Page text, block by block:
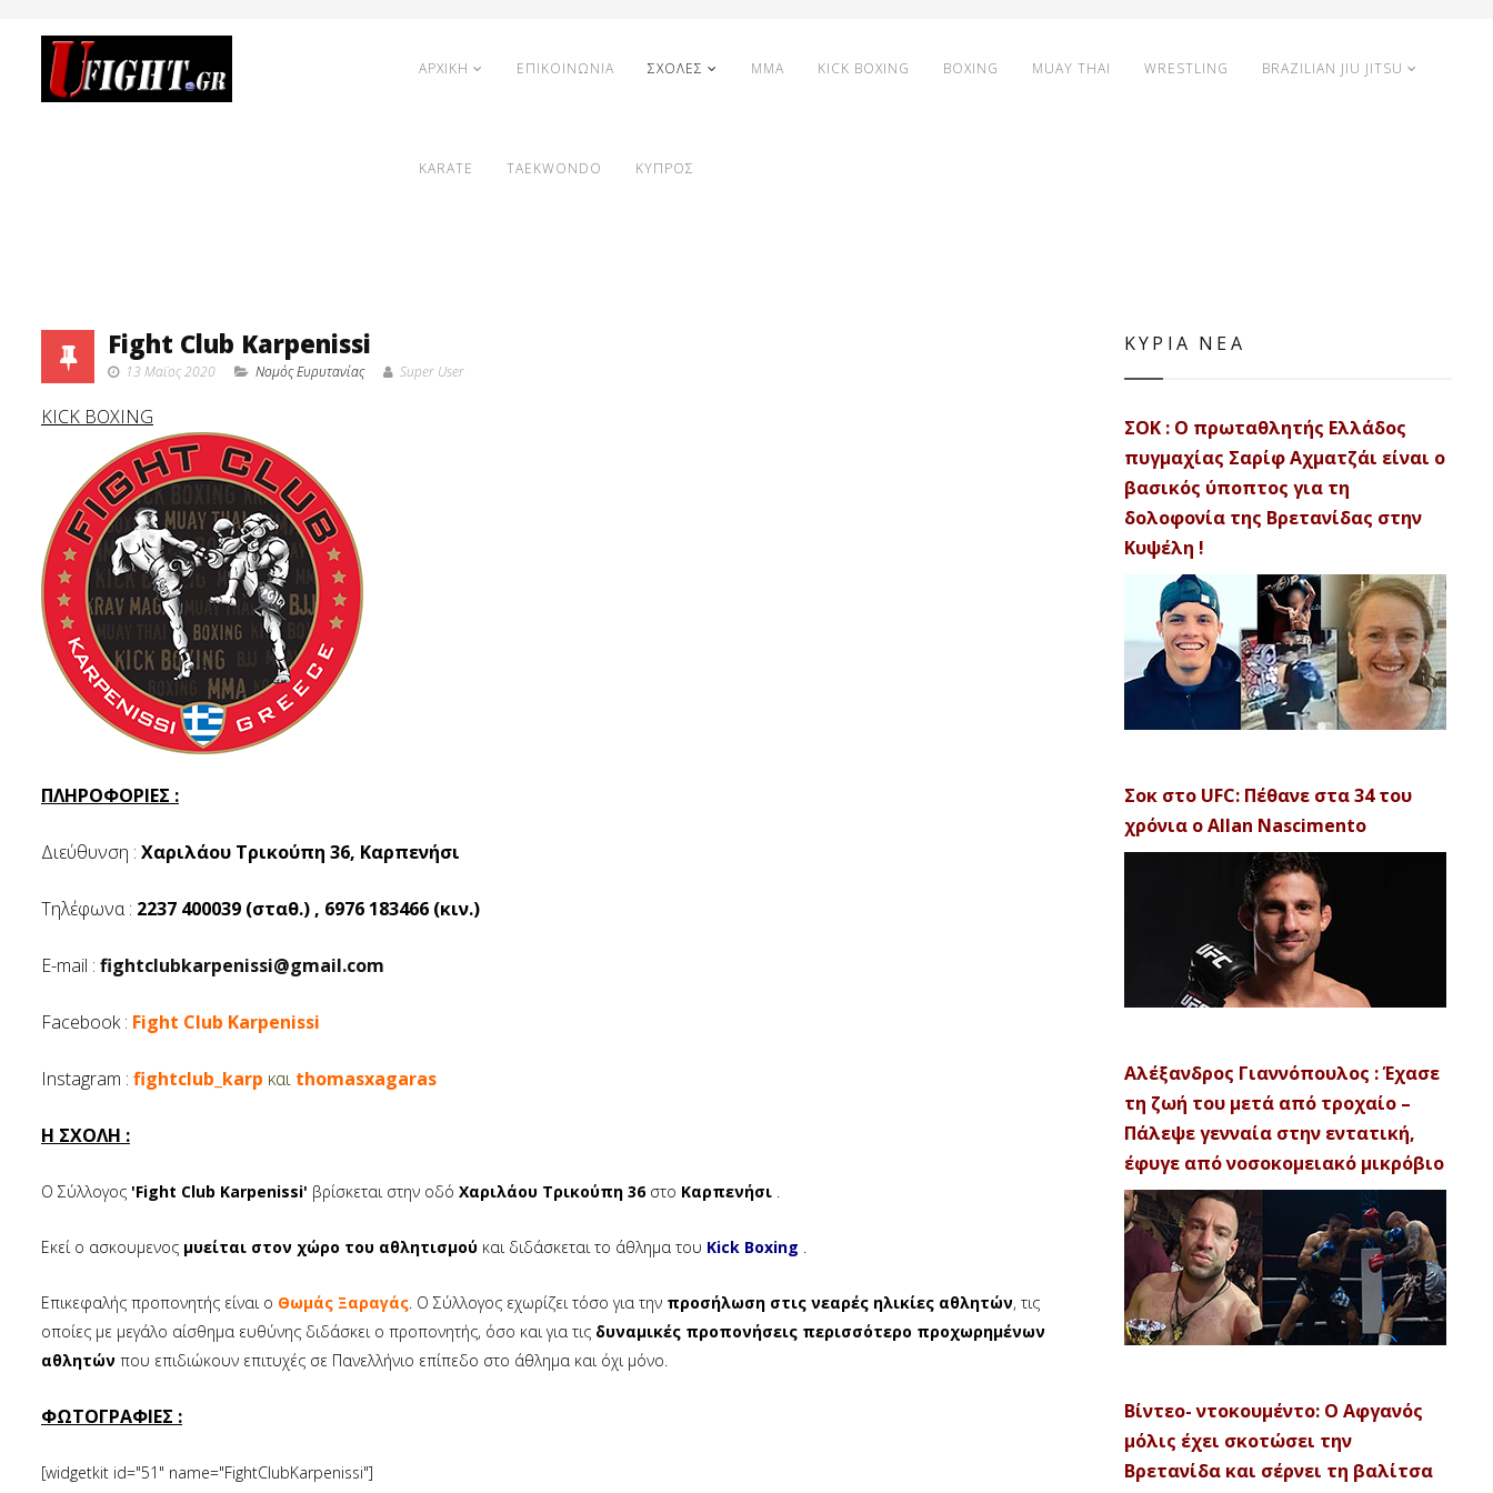
ΑΡΧΙΚΗ ΕΠΙΚΟΙΝΩΝΙΑ ΣΧΟΛΕΣ MMA KICK BOXING BOXING MUAY THAI WRESTLING BRAZILIAN JIU JITSU
KARATE TAEKWONDO ΚΥΠΡΟΣ
Fight Club Karpenissi
13 Μαϊος 2020 Νομός Ευρυτανίας Super User
KICK BOXING
ΠΛΗΡΟΦΟΡΙΕΣ :
Διεύθυνση : Χαριλάου Τρικούπη 36, Καρπενήσι
Τηλέφωνα : 2237 400039 (σταθ.) , 6976 183466 (κιν.)
E-mail : fightclubkarpenissi@gmail.com
Facebook : Fight Club Karpenissi
Instagram : fightclub_karp και thomasxagaras
Η ΣΧΟΛΗ :
Ο Σύλλογος 'Fight Club Karpenissi' βρίσκεται στην οδό Χαριλάου Τρικούπη 36στο Καρπενήσι .
Εκεί ο ασκουμενος μυείται στον χώρο του αθλητισμού και διδάσκεται το άθλημα του Kick Βoxing .
Επικεφαλής προπονητής είναι ο Θωμάς Ξαραγάς. Ο Σύλλογος εχωρίζει τόσο για την προσήλωση στις νεαρές ηλικίες αθλητών, τις
οποίες με μεγάλο αίσθημα ευθύνης διδάσκει ο προπονητής, όσο και για τις δυναμικές προπονήσεις περισσότερο προχωρημένων
αθλητών που επιδιώκουν επιτυχές σε Πανελλήνιο επίπεδο στο άθλημα και όχι μόνο.
ΦΩΤΟΓΡΑΦΙΕΣ :
[widgetkit id="51" name="FightClubKarpenissi"]
ΚΥΡΙΑ ΝΕΑ
ΣΟΚ : Ο πρωταθλητής Ελλάδος
πυγμαχίας Σαρίφ Αχματζάι είναι ο
βασικός ύποπτος για τη
δολοφονία της Βρετανίδας στην
Κυψέλη !
Σοκ στο UFC: Πέθανε στα 34 του
χρόνια ο Allan Nascimento
Αλέξανδρος Γιαννόπουλος : Έχασε
τη ζωή του μετά από τροχαίο –
Πάλεψε γενναία στην εντατική,
έφυγε από νοσοκομειακό μικρόβιο
Βίντεο- ντοκουμέντο: Ο Αφγανός
μόλις έχει σκοτώσει την
Βρετανίδα και σέρνει τη βαλίτσα